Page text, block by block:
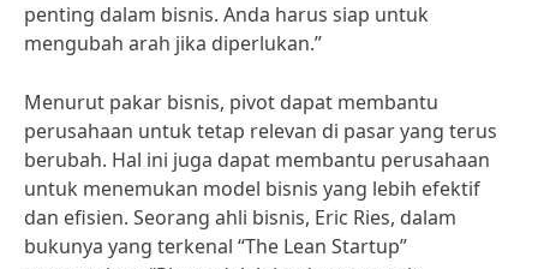
penting dalam bisnis. Anda harus siap untuk
mengubah arah jika diperlukan.”
Menurut pakar bisnis, pivot dapat membantu
perusahaan untuk tetap relevan di pasar yang terus
berubah. Hal ini juga dapat membantu perusahaan
untuk menemukan model bisnis yang lebih efektif
dan efisien. Seorang ahli bisnis, Eric Ries, dalam
bukunya yang terkenal “The Lean Startup”